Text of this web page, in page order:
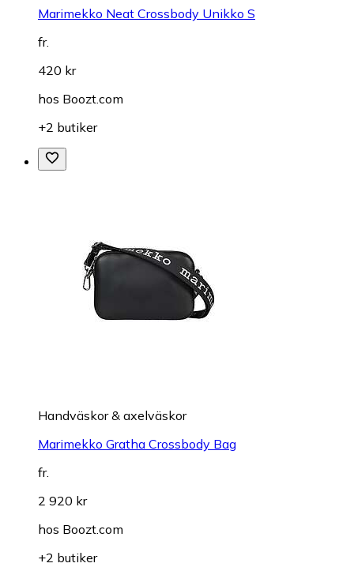
Marimekko Neat Crossbody Unikko S
fr.
420 kr
hos Boozt.com
+2 butiker
Handväskor & axelväskor
Marimekko Gratha Crossbody Bag
fr.
2 920 kr
hos Boozt.com
+2 butiker